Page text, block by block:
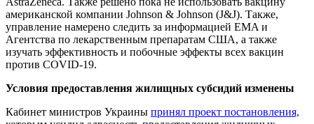
американской компании Johnson & Johnson (J&J). Также,
управление намерено следить за информацией EMA и
Агентства по лекарственным препаратам США, а также
изучать эффективность и побочные эффекты всех вакцин
против COVID-19.
Условия предоставления жилищных субсидий изменены
Кабинет министров Украины принял проект постановления,